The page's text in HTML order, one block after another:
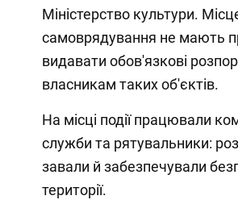
Міністерство культури.
самоврядування не мають
видавати обов'язкові
власникам таких об'єктів.
На місці події працювали
служби та рятувальники:
завали й забезпечували
території.